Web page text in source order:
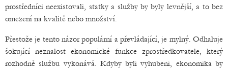
prostředníci neexistovali, statky a služby by byly levnější, a to bez
omezení na kvalitě nebo množství.
Přestože je tento názor populární a převládající, je mylný. Odhaluje
šokující neznalost ekonomické funkce zprostředkovatele, který
rozhodně službu vykonává. Kdyby byli vyhubeni, ekonomika by